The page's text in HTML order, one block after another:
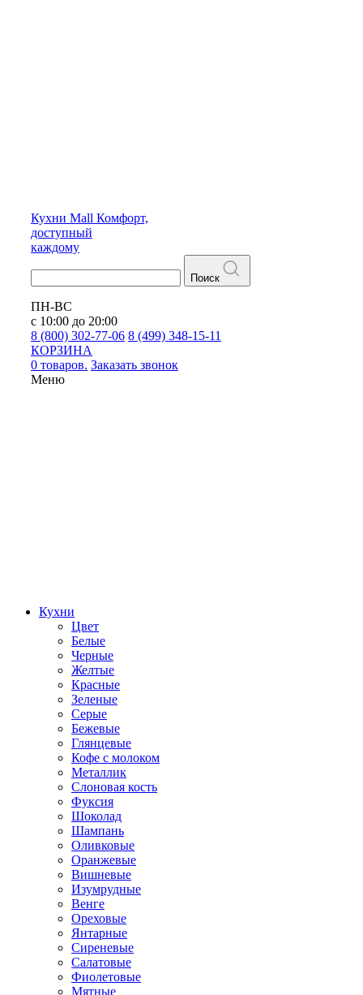
Кухни Mall Комфорт,
доступный
каждому
Поиск
ПН-ВС
с 10:00 до 20:00
8 (800) 302-77-06 8 (499) 348-15-11
КОРЗИНА
0 товаров. Заказать звонок
Меню
Кухни
Цвет
Белые
Черные
Желтые
Красные
Зеленые
Серые
Бежевые
Глянцевые
Кофе с молоком
Металлик
Слоновая кость
Фуксия
Шоколад
Шампань
Оливковые
Оранжевые
Вишневые
Изумрудные
Венге
Ореховые
Янтарные
Сиреневые
Салатовые
Фиолетовые
Мятные